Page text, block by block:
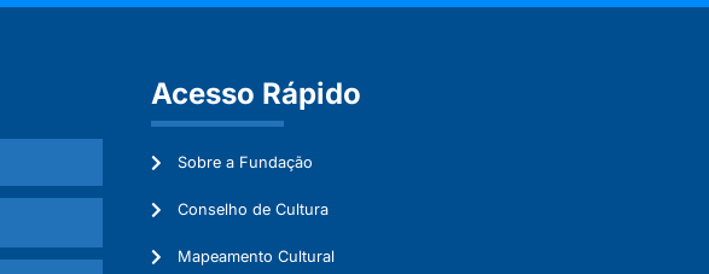
Acesso Rápido
Sobre a Fundação
Conselho de Cultura
Mapeamento Cultural